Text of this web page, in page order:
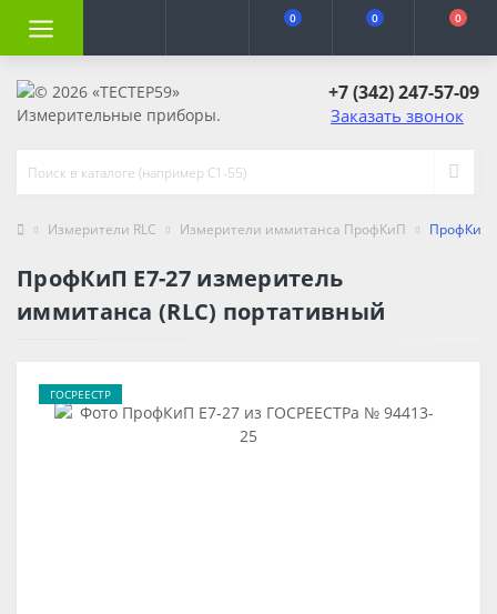
0 0 0
+7 (342) 247-57-09
Заказать звонок
Измерители RLC Измерители иммитанса ПрофКиП ПрофКиП
ПрофКиП Е7-27 измеритель
иммитанса (RLC) портативный
ГОСРЕЕСТР